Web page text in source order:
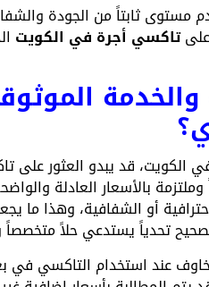
مستوى ثابتاً من الجودة
علىتاكسي أجرة في الكويت
والخدمة
الكويت، قد يبدو العثور على
بالأسعار العادلة
أو الشفافية، وهذا ما
تحدياً يستدعي حلاً
عند استخدام التاكسي في